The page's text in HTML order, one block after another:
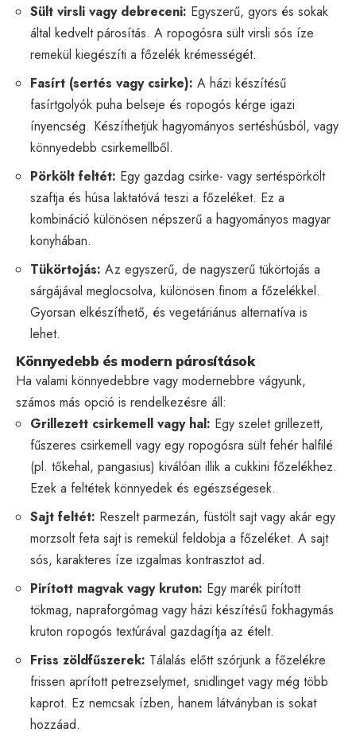
Sült virsli vagy debreceni: Egyszerű, gyors és sokak
által kedvelt párosítás. A ropogósra sült virsli sós íze
remekül kiegészíti a főzelék krémességét.
Fasírt (sertés vagy csirke): A házi készítésű
fasírtgolyók puha belseje és ropogós kérge igazi
ínyencség. Készíthetjük hagyományos sertéshúsból, vagy
könnyedebb csirkemellből.
Pörkölt feltét: Egy gazdag csirke- vagy sertéspörkölt
szaftja és húsa laktatóvá teszi a főzeléket. Ez a
kombináció különösen népszerű a hagyományos magyar
konyhában.
Tükörtojás: Az egyszerű, de nagyszerű tükörtojás a
sárgájával meglocsolva, különösen finom a főzelékkel.
Gyorsan elkészíthető, és vegetáriánus alternatíva is
lehet.
Könnyedebb és modern párosítások
Ha valami könnyedebbre vagy modernebbre vágyunk,
számos más opció is rendelkezésre áll:
Grillezett csirkemell vagy hal: Egy szelet grillezett,
fűszeres csirkemell vagy egy ropogósra sült fehér halfilé
(pl. tőkehal, pangasius) kiválóan illik a cukkini főzelékhez.
Ezek a feltétek könnyedek és egészségesek.
Sajt feltét: Reszelt parmezán, füstölt sajt vagy akár egy
morzsolt feta sajt is remekül feldobja a főzeléket. A sajt
sós, karakteres íze izgalmas kontrasztot ad.
Pirított magvak vagy kruton: Egy marék pirított
tökmag, napraforgómag vagy házi készítésű fokhagymás
kruton ropogós textúrával gazdagítja az ételt.
Friss zöldfűszerek: Tálalás előtt szórjunk a főzelékre
frissen aprított petrezselymet, snidlinget vagy még több
kaprot. Ez nemcsak ízben, hanem látványban is sokat
hozzáad.